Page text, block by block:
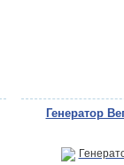
Генератор